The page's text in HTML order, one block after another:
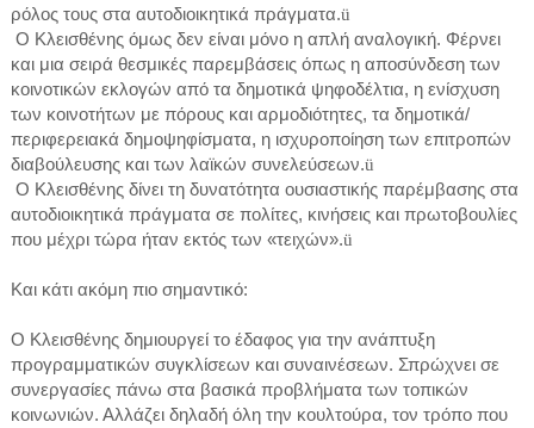
ρόλος τους στα αυτοδιοικητικά πράγματα.ü
Ο Κλεισθένης όμως δεν είναι μόνο η απλή αναλογική. Φέρνει
και μια σειρά θεσμικές παρεμβάσεις όπως η αποσύνδεση των
κοινοτικών εκλογών από τα δημοτικά ψηφοδέλτια, η ενίσχυση
των κοινοτήτων με πόρους και αρμοδιότητες, τα δημοτικά/
περιφερειακά δημοψηφίσματα, η ισχυροποίηση των επιτροπών
διαβούλευσης και των λαϊκών συνελεύσεων.ü
Ο Κλεισθένης δίνει τη δυνατότητα ουσιαστικής παρέμβασης στα
αυτοδιοικητικά πράγματα σε πολίτες, κινήσεις και πρωτοβουλίες
που μέχρι τώρα ήταν εκτός των «τειχών».ü
Και κάτι ακόμη πιο σημαντικό:
Ο Κλεισθένης δημιουργεί το έδαφος για την ανάπτυξη
προγραμματικών συγκλίσεων και συναινέσεων. Σπρώχνει σε
συνεργασίες πάνω στα βασικά προβλήματα των τοπικών
κοινωνιών. Αλλάζει δηλαδή όλη την κουλτούρα, τον τρόπο που